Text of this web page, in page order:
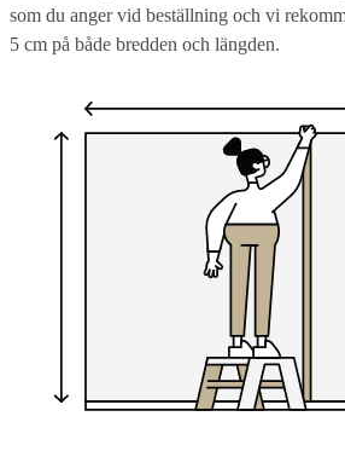
som du anger vid beställning och vi
5 cm på både bredden och längden.